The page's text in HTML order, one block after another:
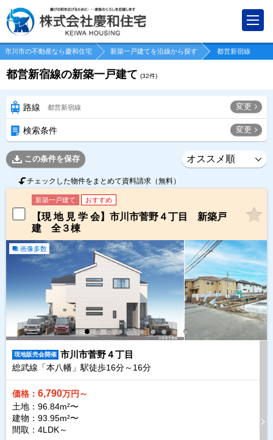
市川市の不動産なら慶和住宅 新築一戸建てを沿線から探す 都営新宿線
都営新宿線の新築一戸建て (32件)
路線 都営新宿線 変更
検索条件 変更
この条件を保存
チェックした物件をまとめて資料請求（無料）
新築一戸建て おすすめ
【現 地 見 学 会】市川市菅野４丁目 新築戸
建 全３棟
画像多数
現地販売会開催 市川市菅野４丁目
総武線「本八幡」駅徒歩16分～ 16分
価格： 6,790万円～
土地：96.84m²〜
建物：93.95m²〜
間取：4LDK～